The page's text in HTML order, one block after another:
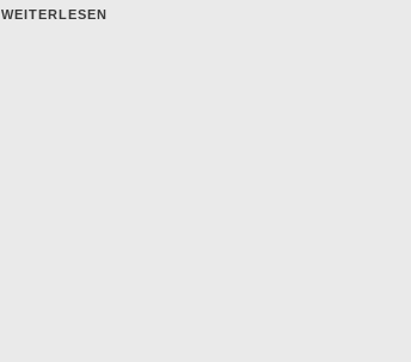
WEITERLESEN